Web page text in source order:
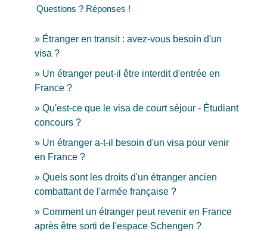
Questions ? Réponses !
Étranger en transit : avez-vous besoin d'un
visa ?
Un étranger peut-il être interdit d'entrée en
France ?
Qu'est-ce que le visa de court séjour - Étudiant
concours ?
Un étranger a-t-il besoin d'un visa pour venir
en France ?
Quels sont les droits d'un étranger ancien
combattant de l'armée française ?
Comment un étranger peut revenir en France
après être sorti de l'espace Schengen ?